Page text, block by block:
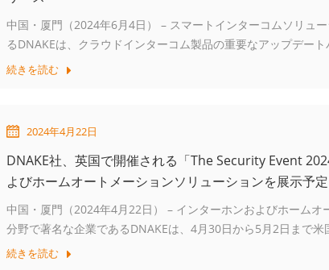
中国・厦門（2024年6月4日） – スマートインターコムソリュ
るDNAKEは、クラウドインターコム製品の重要なアップデー
た。このアップデートは、柔軟性、拡張性、および全体的なパ
続きを読む
2024年4月22日
DNAKE社、英国で開催される「The Security Event
よびホームオートメーションソリューションを展示予定
中国・厦門（2024年4月22日） – インターホンおよびホームオ
分野で著名な企業であるDNAKEは、4月30日から5月2日まで
Security Event（TSE）への参加を発表できることを嬉しく思い
続きを読む